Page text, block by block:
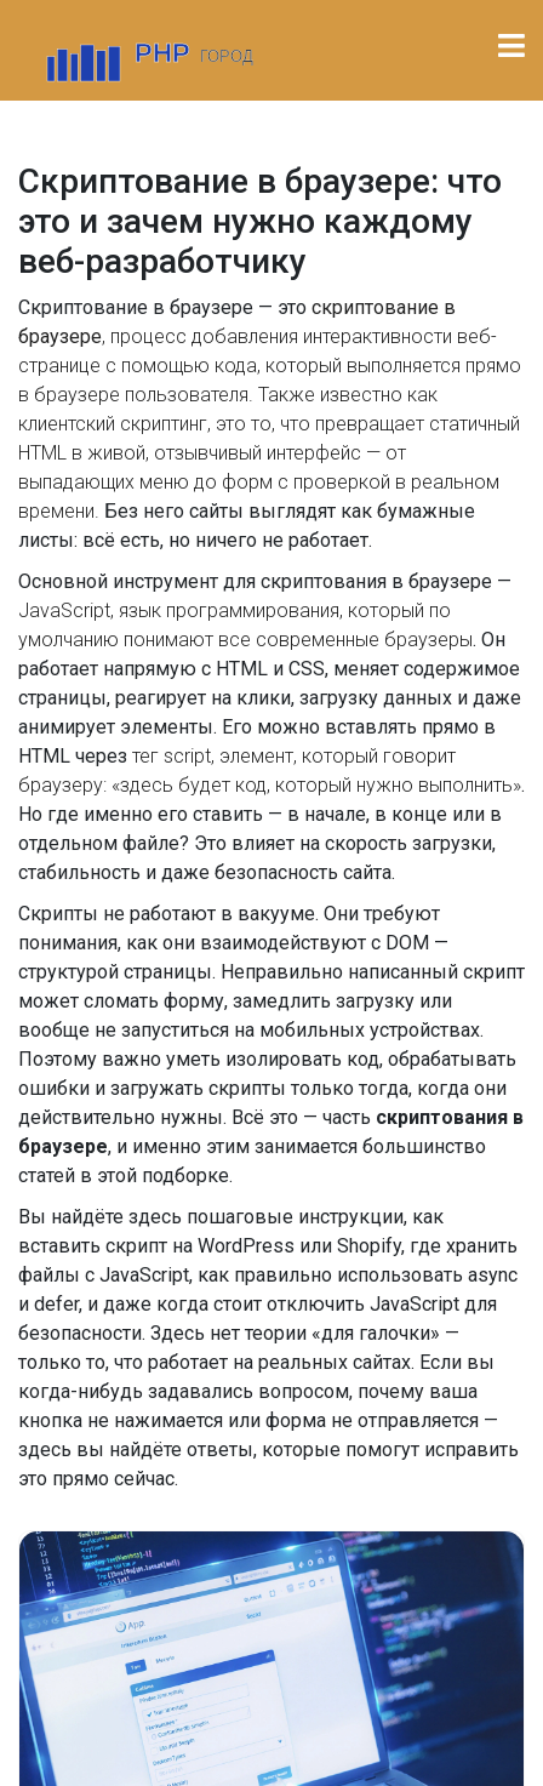
Скриптование в браузере: что
это и зачем нужно каждому
веб-разработчику
Скриптование в браузере — это скриптование в
браузере, процесс добавления интерактивности веб-
странице с помощью кода, который выполняется прямо
в браузере пользователя . Также известно как
клиентский скриптинг, это то, что превращает статичный
HTML в живой, отзывчивый интерфейс — от
выпадающих меню до форм с проверкой в реальном
времени. Без него сайты выглядят как бумажные
листы: всё есть, но ничего не работает.
Основной инструмент для скриптования в браузере —
JavaScript, язык программирования, который по
умолчанию понимают все современные браузеры. Он
работает напрямую с HTML и CSS, меняет содержимое
страницы, реагирует на клики, загрузку данных и даже
анимирует элементы. Его можно вставлять прямо в
HTML через тег script, элемент, который говорит
браузеру: «здесь будет код, который нужно выполнить».
Но где именно его ставить — в начале, в конце или в
отдельном файле? Это влияет на скорость загрузки,
стабильность и даже безопасность сайта.
Скрипты не работают в вакууме. Они требуют
понимания, как они взаимодействуют с DOM —
структурой страницы. Неправильно написанный скрипт
может сломать форму, замедлить загрузку или
вообще не запуститься на мобильных устройствах.
Поэтому важно уметь изолировать код, обрабатывать
ошибки и загружать скрипты только тогда, когда они
действительно нужны. Всё это — часть скриптования в
браузере, и именно этим занимается большинство
статей в этой подборке.
Вы найдёте здесь пошаговые инструкции, как
вставить скрипт на WordPress или Shopify, где хранить
файлы с JavaScript, как правильно использовать async
и defer, и даже когда стоит отключить JavaScript для
безопасности. Здесь нет теории «для галочки» —
только то, что работает на реальных сайтах. Если вы
когда-нибудь задавались вопросом, почему ваша
кнопка не нажимается или форма не отправляется —
здесь вы найдёте ответы, которые помогут исправить
это прямо сейчас.